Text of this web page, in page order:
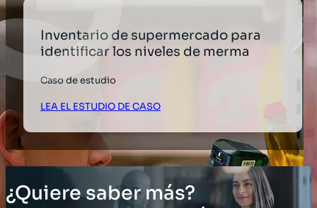
Inventario de supermercado para
identificar los niveles de merma
Caso de estudio
LEA EL ESTUDIO DE CASO
¿Quiere saber más?